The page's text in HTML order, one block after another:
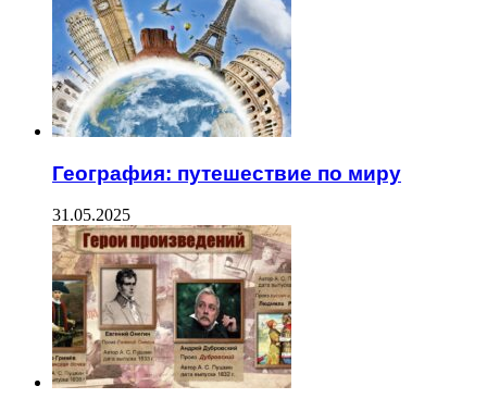
География: путешествие по миру
31.05.2025